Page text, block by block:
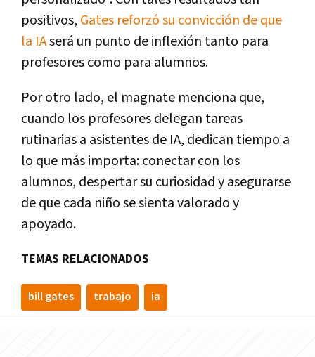
positivos, Gates reforzó su convicción de que
la IAserá un punto de inflexión tanto para
profesores como para alumnos.
Por otro lado, el magnate menciona que,
cuando los profesores delegan tareas
rutinarias a asistentes de IA, dedican tiempo a
lo que más importa: conectar con los
alumnos, despertar su curiosidad y asegurarse
de que cada niño se sienta valorado y
apoyado.
TEMAS RELACIONADOS
bill gates trabajo ia